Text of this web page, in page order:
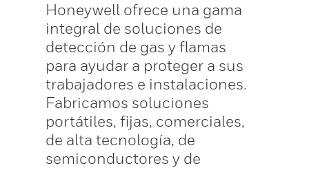
Honeywell ofrece una gama
integral de soluciones de
detección de gas y flamas
para ayudar a proteger a sus
trabajadores e instalaciones.
Fabricamos soluciones
portátiles, fijas, comerciales,
de alta tecnología, de
semiconductores y de